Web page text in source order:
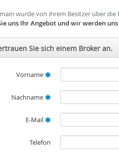
wurde von ihrem Besitzer über
uns Ihr Angebot und wir werden
Sie sich einem Broker an.
Vorname
Nachname
E-Mail
Telefon